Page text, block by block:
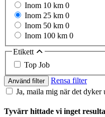
Inom 10 km 0
Inom 25 km 0
Inom 50 km 0
Inom 100 km 0
Etikett
Top Job
Använd filter
Rensa filter
Ja, maila mig när det
Tyvärr hittade vi inget